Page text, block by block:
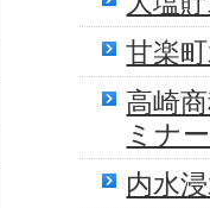
甘楽
高崎
ミナ
内水